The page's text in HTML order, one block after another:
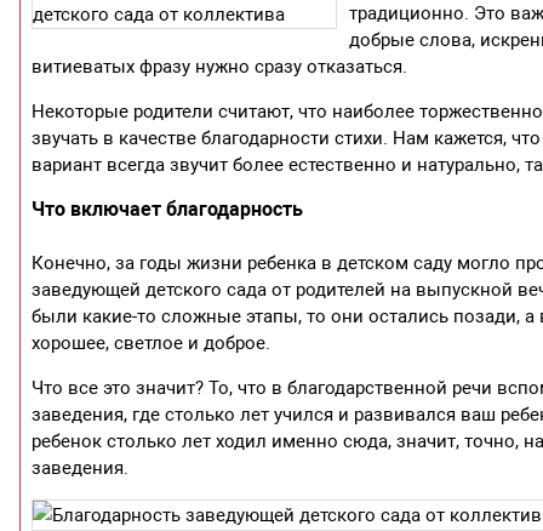
традиционно. Это
добрые слова,
витиеватых фразу нужно сразу отказаться.
Некоторые родители считают, что наиболее
звучать в качестве благодарности стихи. Нам кажется,
вариант всегда звучит более естественно и натурально,
Что включает благодарность
Конечно, за годы жизни ребенка в детском саду могло
заведующей детского сада от родителей на выпускной
были какие-то сложные этапы, то они остались позади,
хорошее, светлое и доброе.
Что все это значит? То, что в благодарственной речи
заведения, где столько лет учился и развивался ваш
ребенок столько лет ходил именно сюда, значит, точно,
заведения.